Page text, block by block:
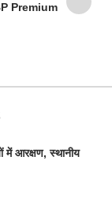
Premium
में आरक्षण, स्थानीय